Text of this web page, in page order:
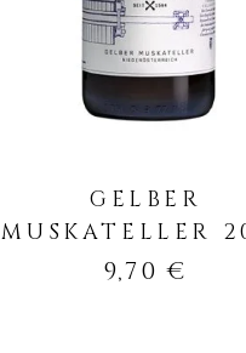
GELBER
MUSKATELLER
9,70€